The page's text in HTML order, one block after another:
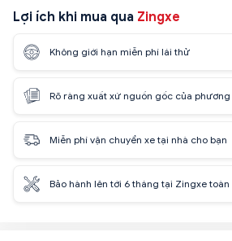
Lợi ích khi mua qua Zingxe
Không giới hạn miễn phí lái thử
Rõ ràng xuất xứ nguồn gốc của phương
Miễn phí vận chuyển xe tại nhà cho bạn
Bảo hành lên tới 6 tháng tại Zingxe